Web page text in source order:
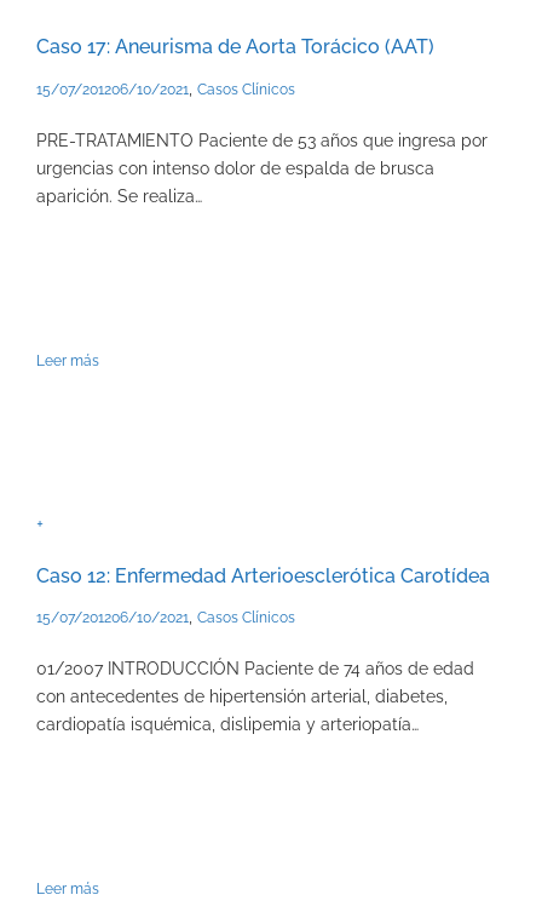
Caso 17: Aneurisma de Aorta Torácico (AAT)
15/07/201206/10/2021 Casos Clínicos
PRE-TRATAMIENTO Paciente de 53 años que ingresa por
urgencias con intenso dolor de espalda de brusca
aparición. Se realiza…
Leer más
+
Caso 12: Enfermedad Arterioesclerótica Carotídea
15/07/201206/10/2021, Casos Clínicos
01/2007 INTRODUCCIÓN Paciente de 74 años de edad
con antecedentes de hipertensión arterial, diabetes,
cardiopatía isquémica, dislipemia y arteriopatía…
Leer más